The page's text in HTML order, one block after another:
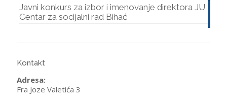
Javni konkurs za izbor i imenovanje direktora JU
Centar za socijalni rad Bihać
Kontakt
Adresa:
Fra Joze Valetića 3